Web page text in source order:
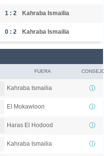
1 : 2 Kahraba Ismailia
0 : 2 Kahraba Ismailia
FUERA
Kahraba Ismailia
El Mokawloon
Haras El Hodood
Kahraba Ismailia